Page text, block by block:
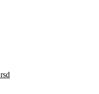
rsd